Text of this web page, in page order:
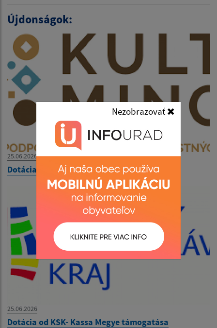
Nezobrazovať
Újdonságok:
25.06.2026
Dotácia od KULTMINOR- Dotáció
25.06.2026
Dotácia od KSK- Kassa Megye támogatása